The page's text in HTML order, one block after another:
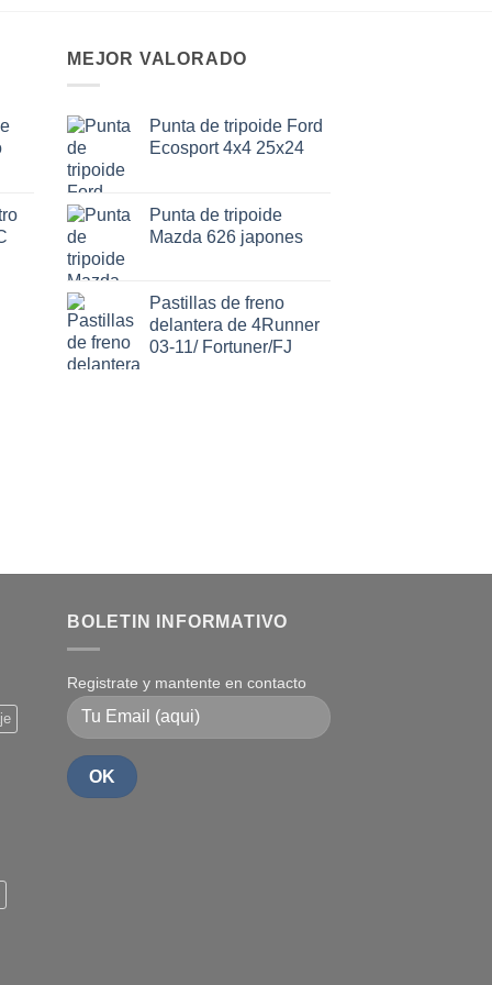
MEJOR VALORADO
Punta de tripoide Ford
Ecosport 4x4 25x24
Punta de tripoide
Mazda 626 japones
Pastillas de freno
delantera de 4Runner
03-11/ Fortuner/FJ
BOLETIN INFORMATIVO
Registrate y mantente en contacto